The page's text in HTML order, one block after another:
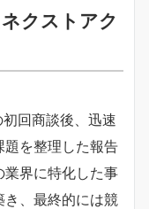
クストアク
回商談後、迅速
題を整理した報告
業界に特化した事
、最終的には競